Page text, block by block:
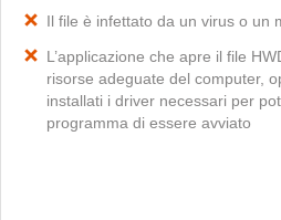
Il file è infettato da un virus o un
L’applicazione che apre il file
risorse adeguate del computer,
installati i driver necessari per
programma di essere avviato